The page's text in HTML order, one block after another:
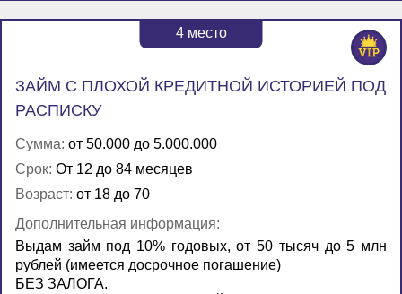
4место
ЗАЙМ С ПЛОХОЙ КРЕДИТНОЙ ИСТОРИЕЙ ПОД
РАСПИСКУ
Сумма: от 50.000 до 5.000.000
Срок: От 12 до 84 месяцев
Возраст: от 18 до 70
Дополнительная информация:
Выдам займ под 10% годовых, от 50 тысяч до 5 млн
рублей (имеется досрочное погашение)
БЕЗ ЗАЛОГА.